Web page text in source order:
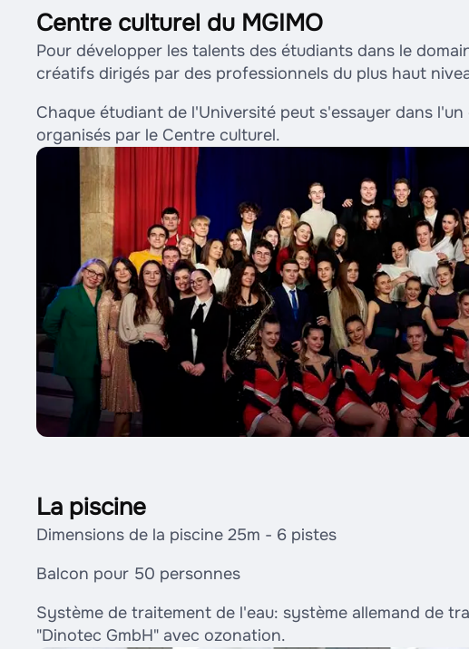
Centre culturel du MGIMO
Pour développer les talents des étudiants dans le
créatifs dirigés par des professionnels du plus haut
Chaque étudiant de l'Université peut s'essayer dans
organisés par le Centre culturel.
La piscine
Dimensions de la piscine 25m - 6 pistes
Balcon pour 50 personnes
Système de traitement de l'eau: système allemand de
"Dinotec GmbH" avec ozonation.